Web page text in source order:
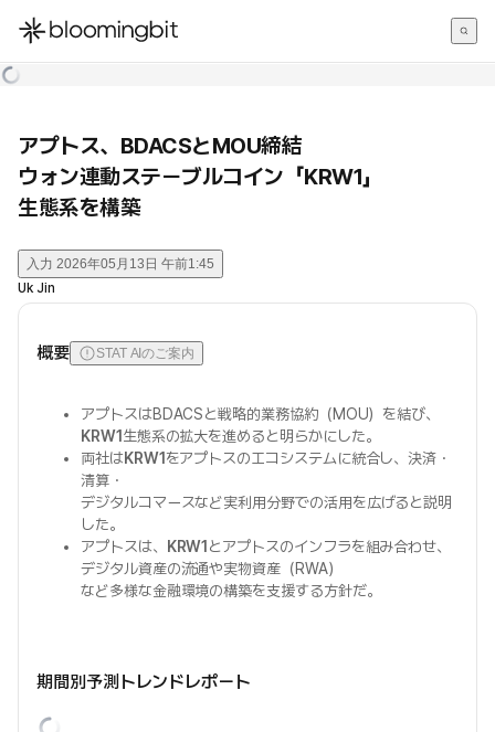
한국어
アプトス、BDACSとMOU締結
ウォン連動ステーブルコイン「KRW1」
生態系を構築
入力 2026年05月13日 午前1:45
Uk Jin
概要 STAT AIのご案内
アプトスはBDACSと戦略的業務協約（MOU）を結び、
KRW1 生態系の拡大を進めると明らかにした。
両社はKRW1をアプトスのエコシステムに統合し、決済・
清算・
デジタルコマースなど実利用分野での活用を広げると説明
した。
アプトスは、
KRW1 とアプトスのインフラを組み合わせ、
デジタル資産の流通や実物資産（RWA）
など多様な金融環境の構築を支援する方針だ。
期間別予測トレンドレポート